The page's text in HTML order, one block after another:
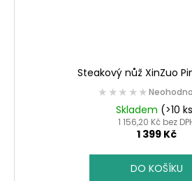
Steakový nůž XinZuo
★★★★★
★★★★★
Skladem (>10
1 156,20 Kč bez
1 399 Kč
DO KOŠÍKU